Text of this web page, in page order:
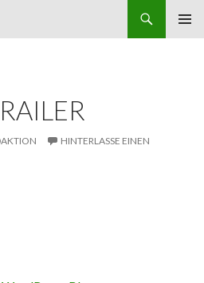
HINTERLASSE EINEN